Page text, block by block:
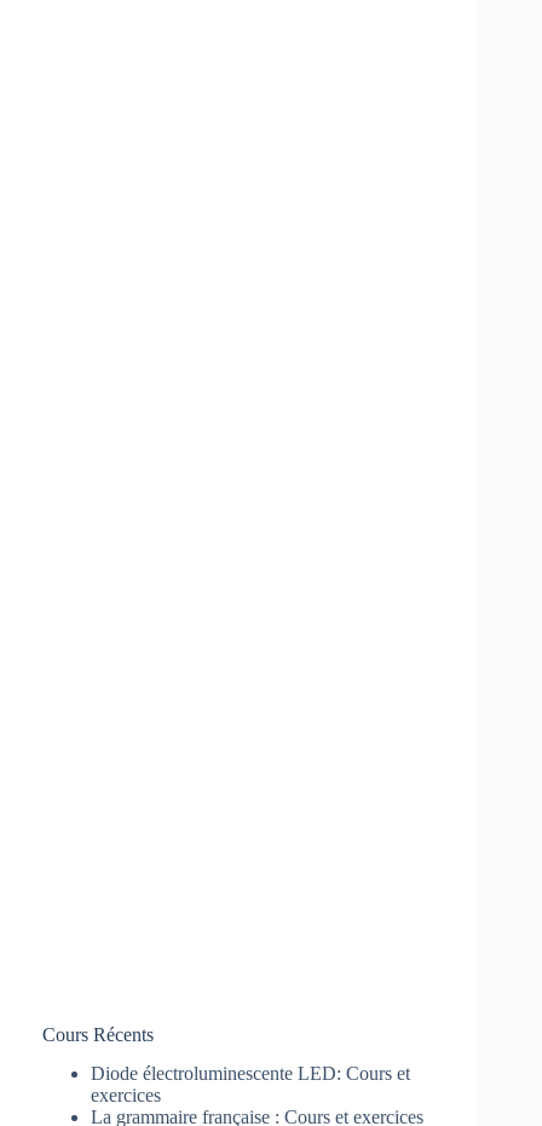
Cours Récents
Diode électroluminescente LED: Cours et
exercices
La grammaire française : Cours et exercices